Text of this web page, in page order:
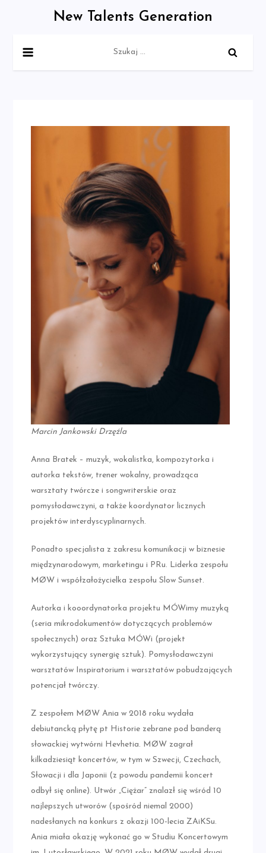
New Talents Generation
Marcin Jankowski Drzęźla
Anna Bratek – muzyk, wokalistka, kompozytorka i
autorka tekstów, trener wokalny, prowadząca
warsztaty twórcze i songwriterskie oraz
pomysłodawczyni, a także koordynator licznych
projektów interdyscyplinarnych.
Ponadto specjalista z zakresu komunikacji w biznesie
międzynarodowym, marketingu i PRu. Liderka zespołu
MØW i współzałożycielka zespołu Slow Sunset.
Autorka i kooordynatorka projektu MÓWimy muzyką
(seria mikrodokumentów dotyczących problemów
społecznych) oraz Sztuka MÓWi (projekt
wykorzystujący synergię sztuk). Pomysłodawczyni
warsztatów Inspiratorium i warsztatów pobudzających
potencjał twórczy.
Z zespołem MØW Ania w 2018 roku wydała
debiutancką płytę pt Historie zebrane pod banderą
słowackiej wytwórni Hevhetia. MØW zagrał
kilkadziesiąt koncertów, w tym w Szwecji, Czechach,
Słowacji i dla Japonii (z powodu pandemii koncert
odbył się online). Utwór „Ciężar” znalazł się wśród 10
najlepszych utworów (spośród niemal 2000)
nadesłanych na konkurs z okazji 100-lecia ZAiKSu.
Ania miała okazję wykonać go w Studiu Koncertowym